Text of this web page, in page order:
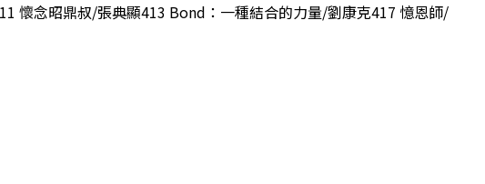
懷念昭鼎叔/張典顯413 Bond：一種結合的力量/劉康克417 憶恩師/